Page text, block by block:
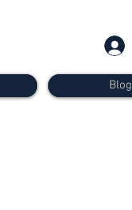
Blog